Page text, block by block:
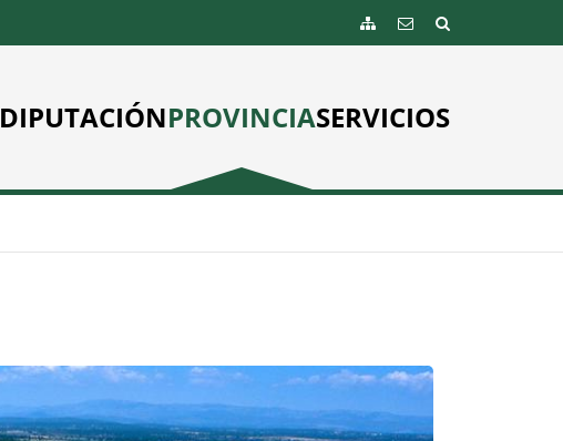
DIPUTACIÓNPROVINCIASERVICIOS